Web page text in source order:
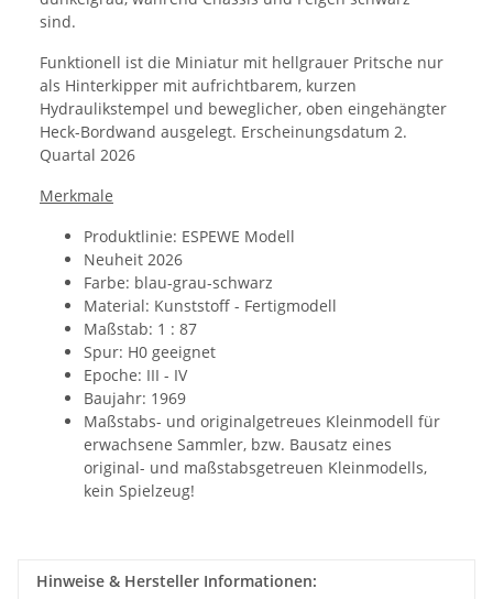
sind.
Funktionell ist die Miniatur mit hellgrauer Pritsche nur
als Hinterkipper mit aufrichtbarem, kurzen
Hydraulikstempel und beweglicher, oben eingehängter
Heck-Bordwand ausgelegt. Erscheinungsdatum 2.
Quartal 2026
Merkmale
Produktlinie: ESPEWE Modell
Neuheit 2026
Farbe: blau-grau-schwarz
Material: Kunststoff - Fertigmodell
Maßstab: 1 : 87
Spur: H0 geeignet
Epoche: III - IV
Baujahr: 1969
Maßstabs- und originalgetreues Kleinmodell für
erwachsene Sammler, bzw. Bausatz eines
original- und maßstabsgetreuen Kleinmodells,
kein Spielzeug!
Hinweise & Hersteller Informationen: